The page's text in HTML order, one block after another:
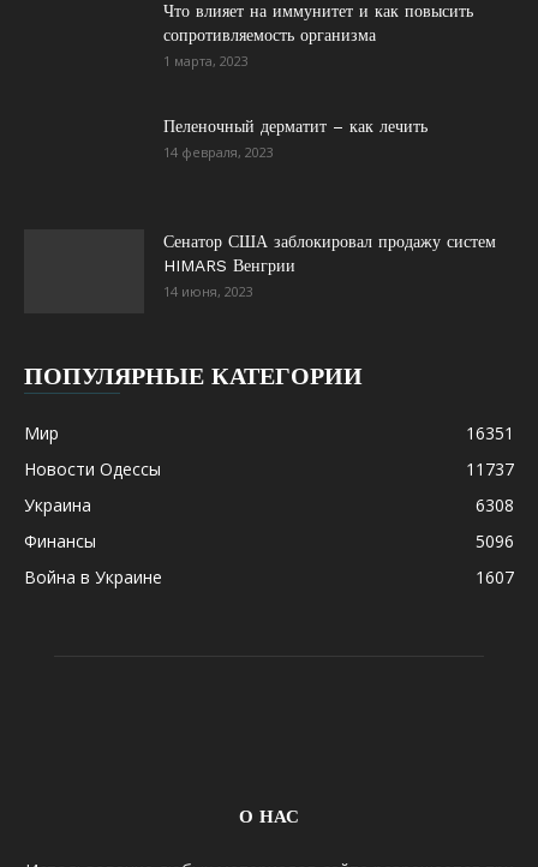
Что влияет на иммунитет и как повысить
сопротивляемость организма
1 марта, 2023
Пеленочный дерматит – как лечить
14 февраля, 2023
Сенатор США заблокировал продажу систем
HIMARS Венгрии
14 июня, 2023
ПОПУЛЯРНЫЕ КАТЕГОРИИ
Мир
16351
Новости Одессы
11737
Украина
6308
Финансы
5096
Война в Украине
1607
О НАС